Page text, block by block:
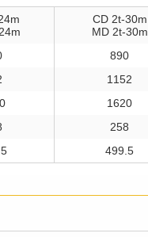
CD 2t-30m
MD 2t-30m
890
1152
1620
258
499.5